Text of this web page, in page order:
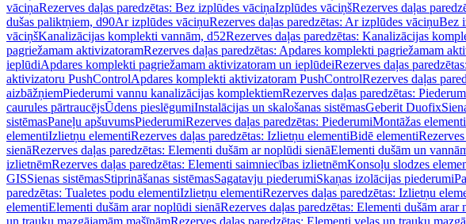
vāciņaRezerves daļas paredzētas: Bez izplūdes vāciņaIzplūdes vāciņšRezerves daļas
dušas paliktņiem, d90Ar izplūdes vāciņuRezerves daļas paredzētas: Ar izplūdes vāciņuBez
vāciņšKanalizācijas komplekti vannām, d52Rezerves daļas paredzētas: Kanalizācijas
pagriežamam aktivizatoramRezerves daļas paredzētas: Apdares komplekti pagriežamam
ieplūdiApdares komplekti pagriežamam aktivizatoram un ieplūdeiRezerves daļas
aktivizatoru PushControlApdares komplekti aktivizatoram PushControlRezerves daļas
aizbāžņiemPiederumi vannu kanalizācijas komplektiemRezerves daļas paredzētas:
caurules pārtraucējsŪdens pieslēgumiInstalācijas un skalošanas sistēmasGeberit Duofix
sistēmasPaneļu apšuvumsPiederumiRezerves daļas paredzētas: PiederumiMontāžas elementi
elementiIzlietņu elementiRezerves daļas paredzētas: Izlietņu elementiBidē elementi
sienāRezerves daļas paredzētas: Elementi dušām ar noplūdi sienāElementi dušām un
izlietnēmRezerves daļas paredzētas: Elementi saimniecības izlietnēmKonsoļu slodzes
GISSienas sistēmasStiprināšanas sistēmasSagatavju piederumiSkaņas izolācijas piederumi
paredzētas: Tualetes podu elementiIzlietņu elementiRezerves daļas paredzētas: Izlietņu
elementiElementi dušām arar noplūdi sienāRezerves daļas paredzētas: Elementi dušām arar
un trauku mazgājamām mašīnāmRezerves daļas paredzētas: Elementi veļas un trauku